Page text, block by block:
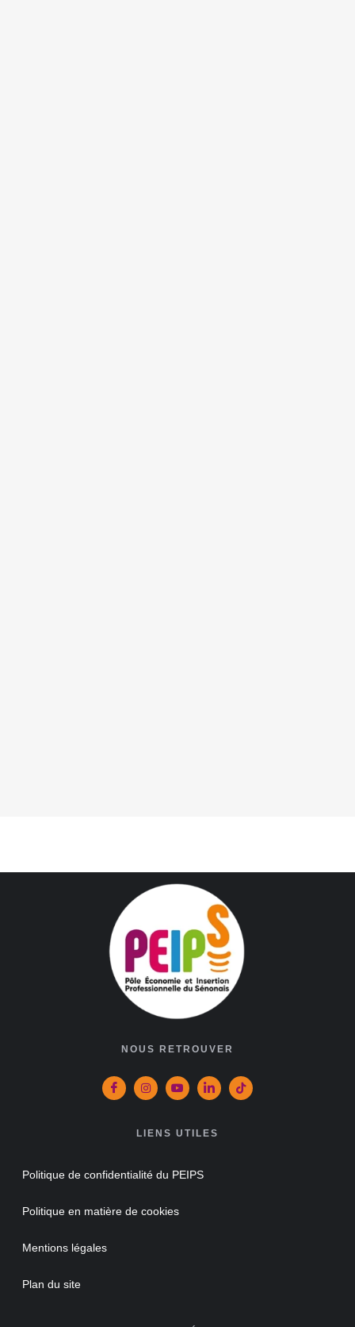
NOUS RETROUVER
LIENS UTILES
Politique de confidentialité du PEIPS
Politique en matière de cookies
Mentions légales
Plan du site